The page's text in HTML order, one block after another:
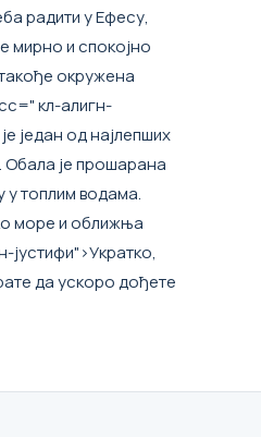
радити у Ефесу,
мирно и спокојно
окружена
кл-алигн-
један од најлепших
Обала је прошарана
топлим водама.
море и оближња
јустифи">Укратко,
да ускоро дођете